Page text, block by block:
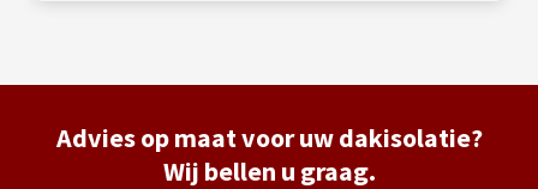
Advies op maat voor uw dakisolatie?
Wij bellen u graag.